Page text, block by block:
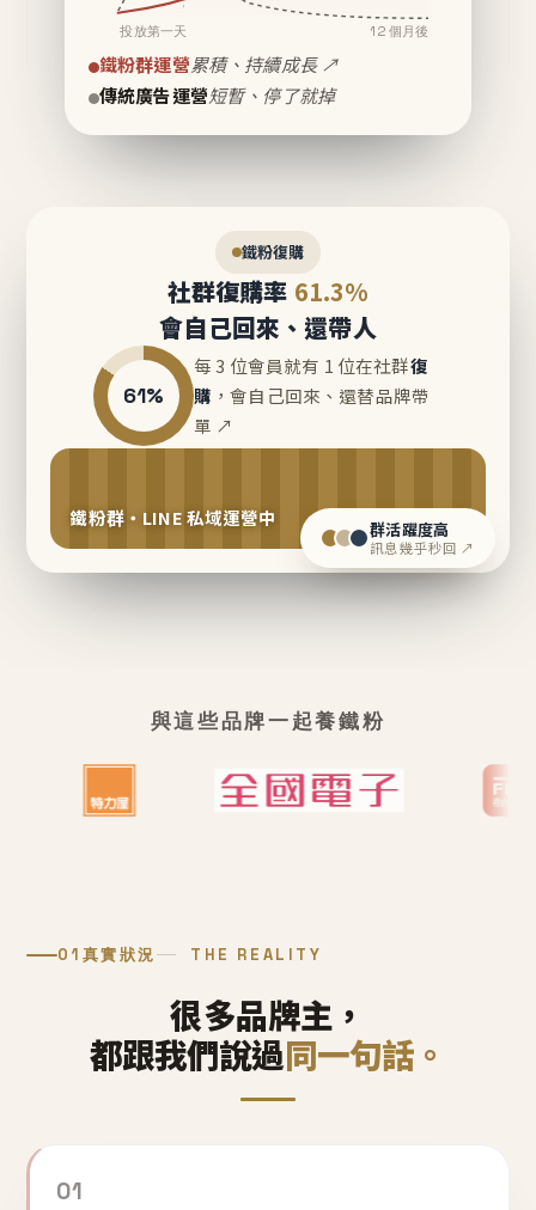
投放第一天 12 個月後
鐵粉群運營累積、持續成長 ↗
傳統廣告運營短暫、停了就掉
鐵粉復購
社群復購率 61.3%
會自己回來、還帶人
61%
每 3 位會員就有 1 位在社群復
購 ，會自己回來、還替品牌帶
單 ↗
鐵粉群・LINE 私域運營中 群活躍度高
訊息幾乎秒回 ↗
與這些品牌一起養鐵粉
01 真實狀況 THE REALITY
很多品牌主，
都跟我們說過同一句話。
01